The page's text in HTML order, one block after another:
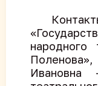
Ивановна